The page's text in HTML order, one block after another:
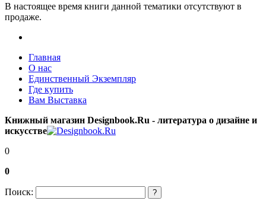
В настоящее время книги данной тематики отсутствуют в
продаже.
Главная
О нас
Единственный Экземпляр
Где купить
Вам Выставка
Книжный магазин Designbook.Ru - литература о дизайне и
искусстве
0
0
Поиск: ?